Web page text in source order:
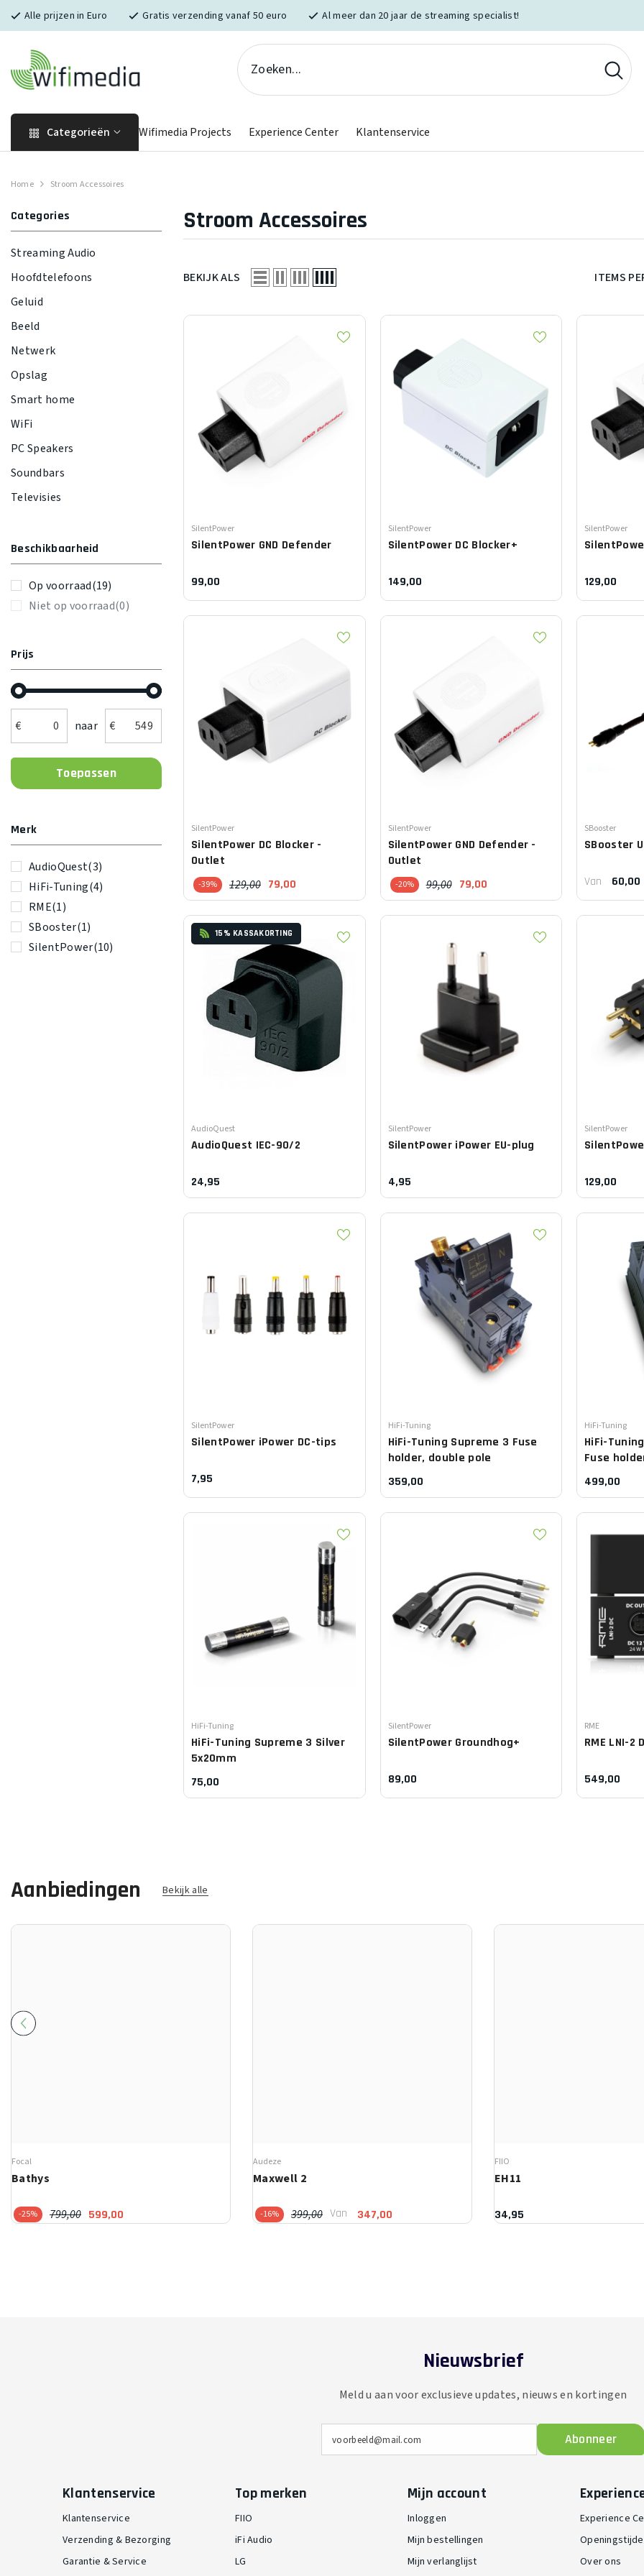
Alle prijzen in Euro Gratis verzending vanaf 50 euro Al meer dan 20 jaar de streaming specialist!
Categorieën Wifimedia Projects Experience Center Klantenservice
Home Stroom Accessoires
Categories
Streaming Audio
Hoofdtelefoons
Geluid
Beeld
Netwerk
Opslag
Smart home
WiFi
PC Speakers
Soundbars
Televisies
Beschikbaarheid
Op voorraad(19)
Niet op voorraad(0)
Prijs
€ naar €
Merk
AudioQuest(3)
HiFi-Tuning(4)
RME(1)
SBooster(1)
SilentPower(10)
Stroom Accessoires
BEKIJK ALS ITEMS
Leverancier:
SilentPower
SilentPower GND Defender
99,00
Leverancier:
SilentPower
SilentPower DC Blocker+
149,00
Leverancier:
SilentPower
129,00
Leverancier:
SilentPower
SilentPower DC Blocker -
Outlet
-39% 129,00 79,00
Leverancier:
SilentPower
SilentPower GND Defender -
Outlet
-20% 99,00 79,00
Leverancier:
SBooster
SBooster
Van 60,00
15% KASSAKORTING
Leverancier:
AudioQuest
AudioQuest IEC-90/2
24,95
Leverancier:
SilentPower
SilentPower iPower EU-plug
4,95
Leverancier:
SilentPower
129,00
Leverancier:
SilentPower
SilentPower iPower DC-tips
7,95
Leverancier:
HiFi-Tuning
HiFi-Tuning Supreme 3 Fuse
holder, double pole
359,00
Leverancier:
HiFi-Tuning
HiFi-
Fuse
499,00
Leverancier:
HiFi-Tuning
HiFi-Tuning Supreme 3 Silver
5x20mm
75,00
Leverancier:
SilentPower
SilentPower Groundhog+
89,00
Leverancier:
RME
RME LNI-2
549,00
Aanbiedingen Bekijk alle
Focal
Bathys
-25% 799,00 599,00
Audeze
Maxwell 2
-16% 399,00 Van 347,00
FIIO
EH11
34,95
Nieuwsbrief
Meld u aan voor exclusieve updates, nieuws en kortingen
voorbeeld@mail.com Abonneer
Klantenservice
Klantenservice
Verzending & Bezorging
Garantie & Service
Top merken
FIIO
iFi Audio
LG
Mijn account
Inloggen
Mijn bestellingen
Mijn verlanglijst
Experience
Over ons